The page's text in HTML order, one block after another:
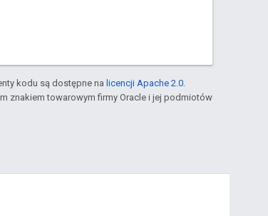
kodu są dostępne na licencji Apache 2.0
znakiem towarowym firmy Oracle i jej podmiotów